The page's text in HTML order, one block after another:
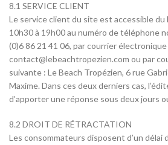
8.1 SERVICE CLIENT
Le service client du site est accessible du
10h30 à 19h00 au numéro de téléphone
(0)6 86 21 41 06, par courrier électronique
contact@lebeachtropezien.com ou par
suivante : Le Beach Tropézien, 6 rue
Maxime. Dans ces deux derniers cas,
d’apporter une réponse sous deux jours
8.2 DROIT DE RÉTRACTATION
Les consommateurs disposent d’un délai